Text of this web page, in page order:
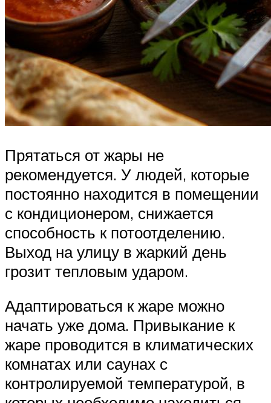
Прятаться от жары не
рекомендуется. У людей, которые
постоянно находится в помещении
с кондиционером, снижается
способность к потоотделению.
Выход на улицу в жаркий день
грозит тепловым ударом.
Адаптироваться к жаре можно
начать уже дома. Привыкание к
жаре проводится в климатических
комнатах или саунах с
контролируемой температурой, в